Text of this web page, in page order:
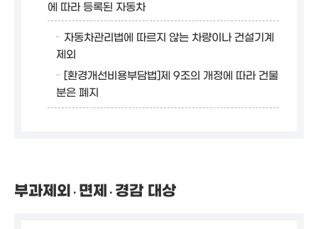
에 따라 등록된 자동차
자동차관리법에 따르지 않는 차량이나 건설기계
제외
[환경개선비용부담법]제 9조의 개정에 따라 건물
분은 폐지
부과제외․면제․경감 대상